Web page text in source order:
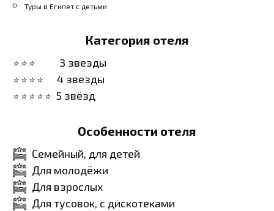
Туры в Египет с детьми
Категория отеля
3 звезды
4 звезды
5 звёзд
Особенности отеля
Семейный, для детей
Для молодёжи
Для взрослых
Для тусовок, с дискотеками